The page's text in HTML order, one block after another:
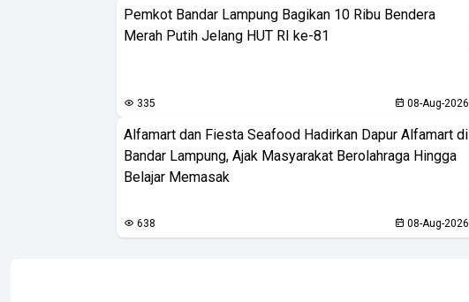
Pemkot Bandar Lampung Bagikan 10 Ribu Bendera
Merah Putih Jelang HUT RI ke-81
335 08-Aug-2026
Alfamart dan Fiesta Seafood Hadirkan Dapur Alfamart di
Bandar Lampung, Ajak Masyarakat Berolahraga Hingga
Belajar Memasak
638 08-Aug-2026